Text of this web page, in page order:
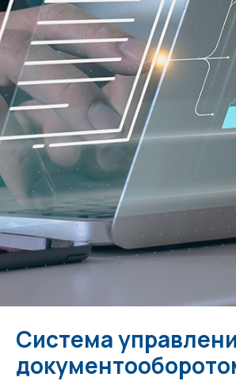
Система